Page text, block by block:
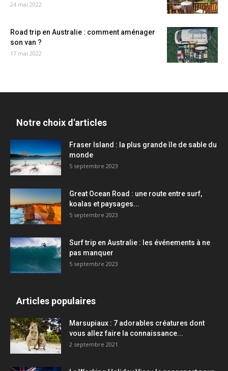
24 mai 2022
Road trip en Australie : comment aménager
son van ?
17 mai 2022
Notre choix d'articles
Fraser Island : la plus grande île de sable du
monde
5 septembre 2023
Great Ocean Road : une route entre surf,
koalas et paysages...
5 septembre 2023
Surf trip en Australie : les événements à ne
pas manquer
5 septembre 2023
Articles populaires
Marsupiaux : 7 adorables créatures dont
vous allez faire la connaissance...
2 septembre 2021